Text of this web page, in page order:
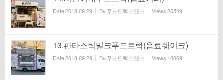
Date2018.09.29 By 푸드트럭프렌즈 Views26549
13.판타스틱밀크푸드트럭(음료쉐이크)
Date2018.09.29 By 푸드트럭프렌즈 Views 10069